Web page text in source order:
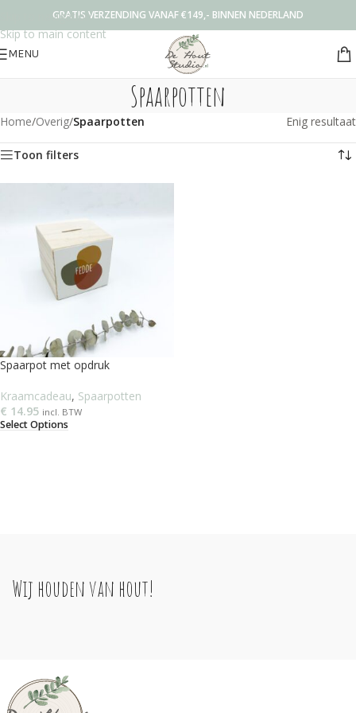
Skip to navigation
Skip to main content
GRATIS VERZENDING VANAF €149,- BINNEN NEDERLAND
MENU
Spaarpotten
Home/Overig/Spaarpotten Enig resultaat
Toon filters
Spaarpot met opdruk
Kraamcadeau, Spaarpotten
€ 14.95 incl. BTW
Select Options
Wij houden van hout!